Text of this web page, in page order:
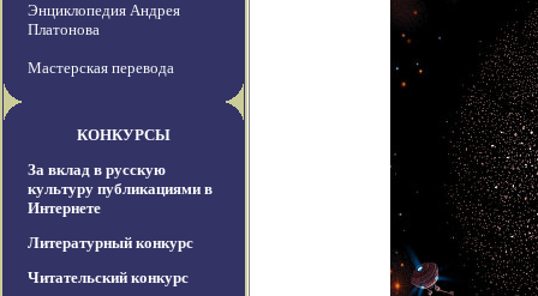
Энциклопедия Андрея
Платонова
Мастерская перевода
КОНКУРСЫ
За вклад в русскую
культуру публикациями в
Интернете
Литературный конкурс
Читательский конкурс